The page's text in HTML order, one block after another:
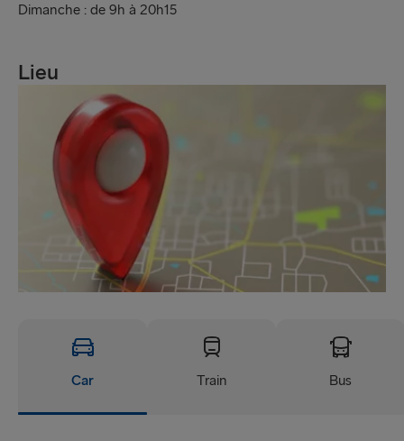
Dimanche : de 9h à 20h15
Lieu
Car Train Bus